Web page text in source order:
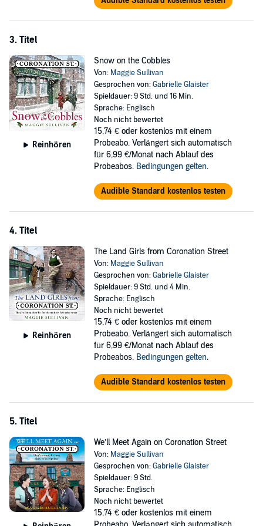
3. Titel
Reinhören
Snow on the Cobbles
Von: Maggie Sullivan
Gesprochen von:Gabrielle Glaister
Spieldauer: 9 Std. und 16 Min.
Sprache: Englisch
Noch nicht bewertet
15,74 € oder kostenlos mit einem
Probeabo. Verlängert sich automatisch
für 6,99 €/Monat nach Ablauf des
Probeabos. Bedingungen gelten.
Audible Standard kostenlos testen
4. Titel
Reinhören
The Land Girls from Coronation Street
Von: Maggie Sullivan
Gesprochen von:Gabrielle Glaister
Spieldauer: 9 Std. und 4 Min.
Sprache: Englisch
Noch nicht bewertet
15,74 € oder kostenlos mit einem
Probeabo. Verlängert sich automatisch
für 6,99 €/Monat nach Ablauf des
Probeabos. Bedingungen gelten.
Audible Standard kostenlos testen
5. Titel
We’ll Meet Again on Coronation Street
Von: Maggie Sullivan
Gesprochen von:Gabrielle Glaister
Spieldauer: 9 Std.
Sprache: Englisch
Noch nicht bewertet
15,74 € oder kostenlos mit einem